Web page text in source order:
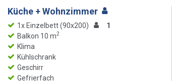
Küche + Wohnzimmer
1x Einzelbett (90x200)
1
Balkon 10 m2
Klima
Kühlschrank
Geschirr
Gefrierfach